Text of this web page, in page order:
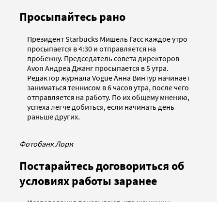
Просыпайтесь рано
Президент Starbucks Мишель Гасс каждое утро
просыпается в 4:30 и отправляется на
пробежку. Председатель совета директоров
Avon Андреа Джанг просыпается в 5 утра.
Редактор журнала Vogue Анна Винтур начинает
заниматься теннисом в 6 часов утра, после чего
отправляется на работу. По их общему мнению,
успеха легче добиться, если начинать день
раньше других.
Фотобанк Лори
Постарайтесь договориться об
условиях работы заранее